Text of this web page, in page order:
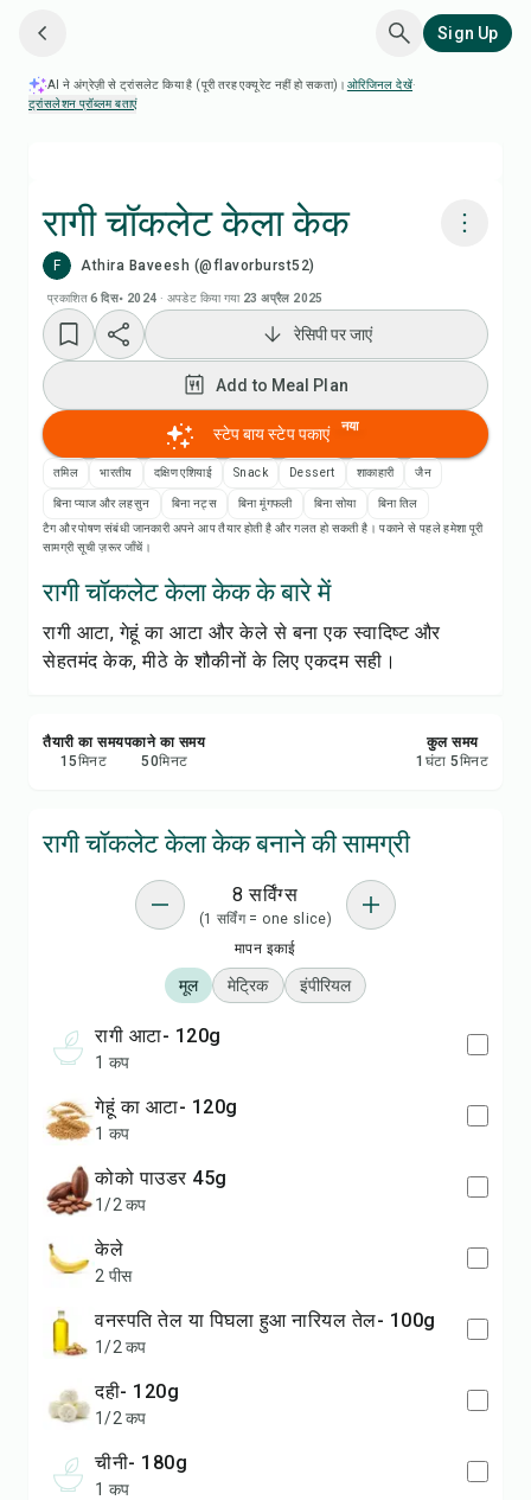
Sign Up
AI ने अंग्रेज़ी से ट्रांसलेट किया है (पूरी तरह एक्यूरेट नहीं हो सकता)। ओरिजिनल देखें·
ट्रांसलेशन प्रॉब्लम बताएं
रागी चॉकलेट केला केक
F Athira Baveesh (@flavorburst52)
प्रकाशित 6 दिस॰ 2024 · अपडेट किया गया 23 अप्रैल 2025
Add to Meal Plan
Add to Shopping List
रेसिपी नोट्स
रेसिपी प्रिंट करें
सेव करें
शेयर करें
रेसिपी पर जाएं
Add to Meal Plan
स्टेप बाय स्टेप पकाएं नया
तमिल भारतीय दक्षिण एशियाई Snack Dessert शाकाहारी जैन
बिना प्याज और लहसुन बिना नट्स बिना मूंगफली बिना सोया
बिना तिल
टैग और पोषण संबंधी जानकारी अपने आप तैयार होती है और गलत हो सकती है। पकाने से पहले हमेशा पूरी
सामग्री सूची ज़रूर जाँचें।
रागी चॉकलेट केला केक के बारे में
रागी आटा, गेहूं का आटा और केले से बना एक स्वादिष्ट और
सेहतमंद केक, मीठे के शौकीनों के लिए एकदम सही।
तैयारी का समय
15मिनट
पकाने का समय
50मिनट
कुल समय
1 घंटा 5मिनट
रागी चॉकलेट केला केक बनाने की सामग्री
8 सर्विंग्स
(1 सर्विंग = one slice)
मापन इकाई
मूल मेट्रिक इंपीरियल
रागी आटा- 120g
1 कप
गेहूं का आटा- 120g
1 कप
कोको पाउडर 45g
1/2 कप
केले
2 पीस
वनस्पति तेल या पिघला हुआ नारियल तेल- 100g
1/2 कप
दही- 120g
1/2 कप
चीनी- 180g
1 कप